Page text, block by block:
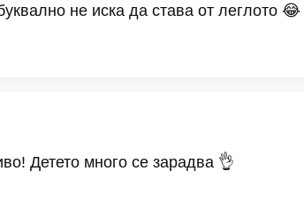
не иска да става от леглото
Детето много се зарадва 👌